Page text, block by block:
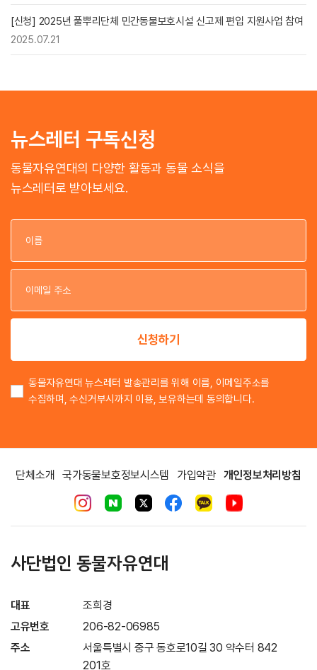
[신청] 2025년 풀뿌리단체 민간동물보호시설 신고제 편입 지원사업 참여
2025.07.21
뉴스레터 구독신청
동물자유연대의 다양한 활동과 동물 소식을
뉴스레터로 받아보세요.
이
이
신청하기
동물자유연대 뉴스레터 발송관리를 위해 이름, 이메일주소를
수집하며, 수신거부시까지 이용, 보유하는데 동의합니다.
단체소개 국가동물보호정보시스템 가입약관 개인정보처리방침
사단법인 동물자유연대
대표
조희경
고유번호
206-82-06985
주소
서울특별시 중구 동호로10길 30 약수터 842
201호